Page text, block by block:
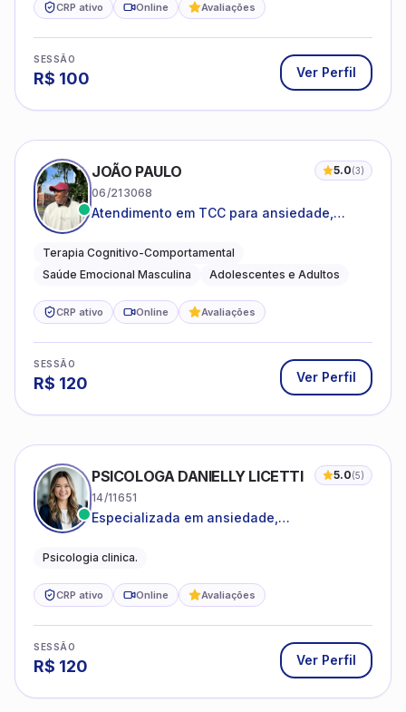
CRP ativo Online Avaliações
SESSÃO
R$ 100 Ver Perfil
JOÃO PAULO 5.0(3)
06/213068
Atendimento em TCC para ansiedade,
emocional
Terapia Cognitivo-Comportamental
Saúde Emocional Masculina
Adolescentes e Adultos
CRP ativo Online Avaliações
SESSÃO
R$ 120 Ver Perfil
PSICOLOGA DANIELLY LICETTI 5.0(5)
14/11651
Especializada em ansiedade,
Psicologia clinica.
CRP ativo Online Avaliações
SESSÃO
R$ 120 Ver Perfil